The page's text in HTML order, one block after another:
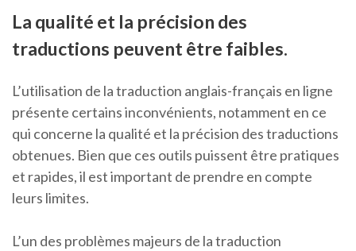
La qualité et la précision des
traductions peuvent être faibles.
L’utilisation de la traduction anglais-français en ligne
présente certains inconvénients, notamment en ce
qui concerne la qualité et la précision des traductions
obtenues. Bien que ces outils puissent être pratiques
et rapides, il est important de prendre en compte
leurs limites.
L’un des problèmes majeurs de la traduction